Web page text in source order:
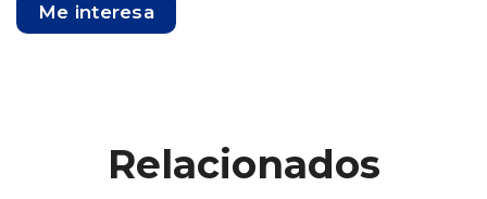
Me interesa
Relacionados